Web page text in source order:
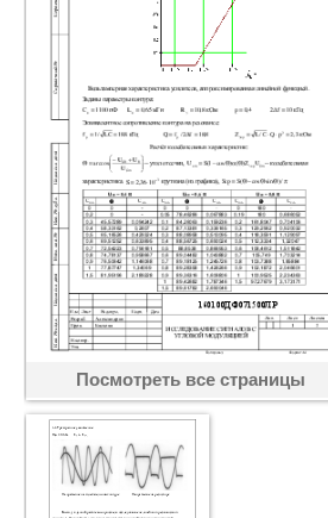
Посмотреть все страницы